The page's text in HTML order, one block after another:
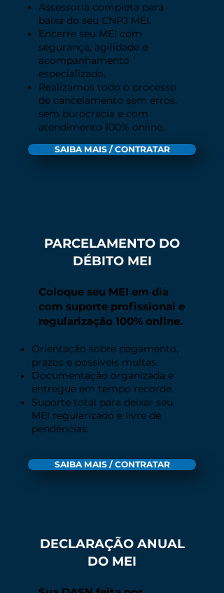
Assessoria completa para
baixa do seu CNPJ MEI.
Encerre seu MEI com
segurança, agilidade e
acompanhamento
especializado.
Realizamos todo o processo
de cancelamento sem erros,
sem burocracia e com
atendimento 100% online.
SAIBA MAIS / CONTRATAR
PARCELAMENTO DO
DÉBITO MEI
Coloque seu MEI em dia
com suporte profissional e
regularização 100% online.
Orientação sobre pagamento,
prazos e possíveis multas.
Documentação organizada e
entregue em tempo recorde.
Suporte total para deixar seu
MEI regularizado e livre de
pendências.
SAIBA MAIS / CONTRATAR
DECLARAÇÃO ANUAL
DO MEI